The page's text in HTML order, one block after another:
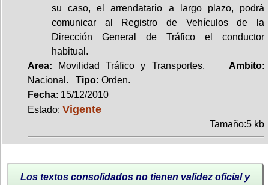
su caso, el arrendatario a largo plazo, podrá
comunicar al Registro de Vehículos de la
Dirección General de Tráfico el conductor
habitual.
Area: Movilidad Tráfico y Transportes. Ambito:
Nacional. Tipo: Orden.
Fecha: 15/12/2010
Estado: Vigente
Tamaño:5 kb
Los textos consolidados no tienen validez oficial y